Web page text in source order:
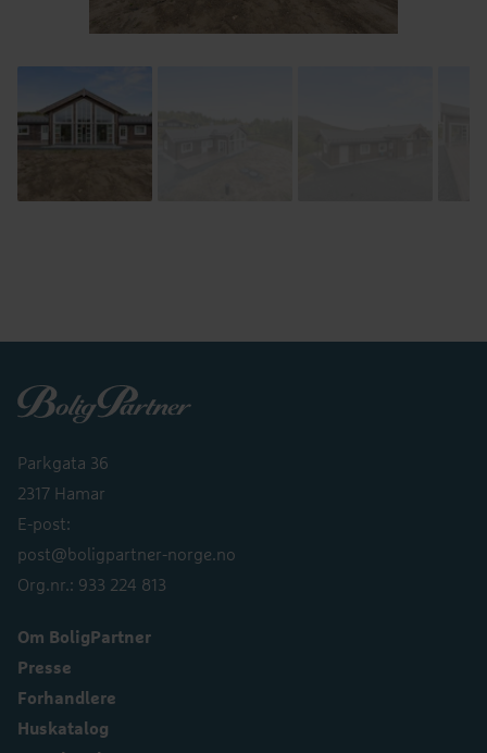
Boligpartner
Parkgata 36
2317 Hamar
E-post:
post@boligpartner-norge.no
Org.nr.: 933 224 813
Om BoligPartner
Presse
Forhandlere
Huskatalog